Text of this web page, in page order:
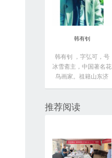
韩有钊
韩有钊 ，字弘可，号
冰雪斋主，中国著名花
鸟画家。祖籍山东济
推荐阅读